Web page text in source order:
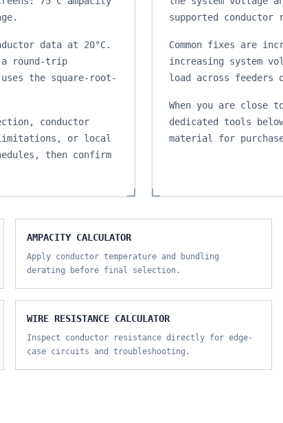
data at 20°C.
a round-trip
the square-root-
conductor
limitations, or local
then confirm
supported conductor
Common fixes are
increasing system
load across
When you are
dedicated tools
material for
AMPACITY CALCULATOR
Apply conductor temperature and bundling
derating before final selection.
WIRE RESISTANCE CALCULATOR
Inspect conductor resistance directly for edge-
case circuits and troubleshooting.